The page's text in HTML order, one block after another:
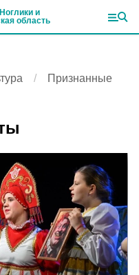
и
область
Признанные